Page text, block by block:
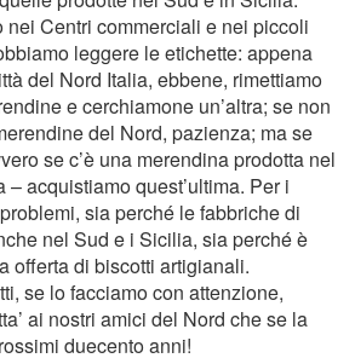
nei Centri commerciali e nei piccoli
leggere le etichette: appena
del Nord Italia, ebbene, rimettiamo
e cerchiamone un’altra; se non
del Nord, pazienza; ma se
se c’è una merendina prodotta nel
acquistiamo quest’ultima. Per i
sia perché le fabbriche di
nel Sud e i Sicilia, sia perché è
offerta di biscotti artigianali.
se lo facciamo con attenzione,
ai nostri amici del Nord che se la
duecento anni!